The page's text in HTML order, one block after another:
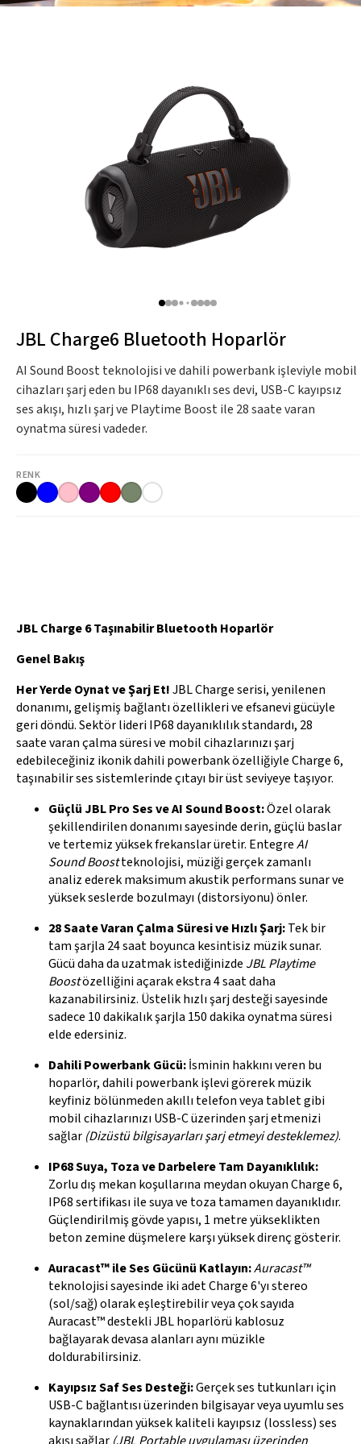
JBL Charge6 Bluetooth Hoparlör
AI Sound Boost teknolojisi ve dahili powerbank işleviyle mobil
cihazları şarj eden bu IP68 dayanıklı ses devi, USB-C kayıpsız
ses akışı, hızlı şarj ve Playtime Boost ile 28 saate varan
oynatma süresi vadeder.
RENK
JBL Charge 6 Taşınabilir Bluetooth Hoparlör
Genel Bakış
Her Yerde Oynat ve Şarj Et!JBL Charge serisi, yenilenen
donanımı, gelişmiş bağlantı özellikleri ve efsanevi gücüyle
geri döndü. Sektör lideri IP68 dayanıklılık standardı, 28
saate varan çalma süresi ve mobil cihazlarınızı şarj
edebileceğiniz ikonik dahili powerbank özelliğiyle Charge 6,
taşınabilir ses sistemlerinde çıtayı bir üst seviyeye taşıyor.
Güçlü JBL Pro Ses ve AI Sound Boost:Özel olarak
şekillendirilen donanımı sayesinde derin, güçlü baslar
ve tertemiz yüksek frekanslar üretir. EntegreAI
Sound Boostteknolojisi, müziği gerçek zamanlı
analiz ederek maksimum akustik performans sunar ve
yüksek seslerde bozulmayı (distorsiyonu) önler.
28 Saate Varan Çalma Süresi ve Hızlı Şarj:Tek bir
tam şarjla 24 saat boyunca kesintisiz müzik sunar.
Gücü daha da uzatmak istediğinizde JBL Playtime
Boostözelliğini açarak ekstra 4 saat daha
kazanabilirsiniz. Üstelik hızlı şarj desteği sayesinde
sadece 10 dakikalık şarjla 150 dakika oynatma süresi
elde edersiniz.
Dahili Powerbank Gücü:İsminin hakkını veren bu
hoparlör, dahili powerbank işlevi görerek müzik
keyfiniz bölünmeden akıllı telefon veya tablet gibi
mobil cihazlarınızı USB-C üzerinden şarj etmenizi
sağlar (Dizüstü bilgisayarları şarj etmeyi desteklemez).
IP68 Suya, Toza ve Darbelere Tam Dayanıklılık:
Zorlu dış mekan koşullarına meydan okuyan Charge 6,
IP68 sertifikası ile suya ve toza tamamen dayanıklıdır.
Güçlendirilmiş gövde yapısı, 1 metre yükseklikten
beton zemine düşmelere karşı yüksek direnç gösterir.
Auracast™ ile Ses Gücünü Katlayın:Auracast™
teknolojisi sayesinde iki adet Charge 6'yı stereo
(sol/sağ) olarak eşleştirebilir veya çok sayıda
Auracast™ destekli JBL hoparlörü kablosuz
bağlayarak devasa alanları aynı müzikle
doldurabilirsiniz.
Kayıpsız Saf Ses Desteği:Gerçek ses tutkunları için
USB-C bağlantısı üzerinden bilgisayar veya uyumlu ses
kaynaklarından yüksek kaliteli kayıpsız (lossless) ses